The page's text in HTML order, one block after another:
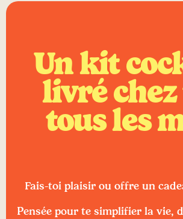
Un kit
livré
tous les
Fais-toi plaisir ou offre un
Pensée pour te simplifier la vie,